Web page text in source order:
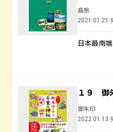
島旅
2021.01.21
日本最南
１９ 御
御朱印
2022.01.13